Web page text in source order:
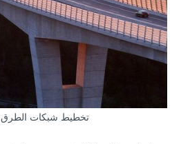
تخطيط شبكات الطرق